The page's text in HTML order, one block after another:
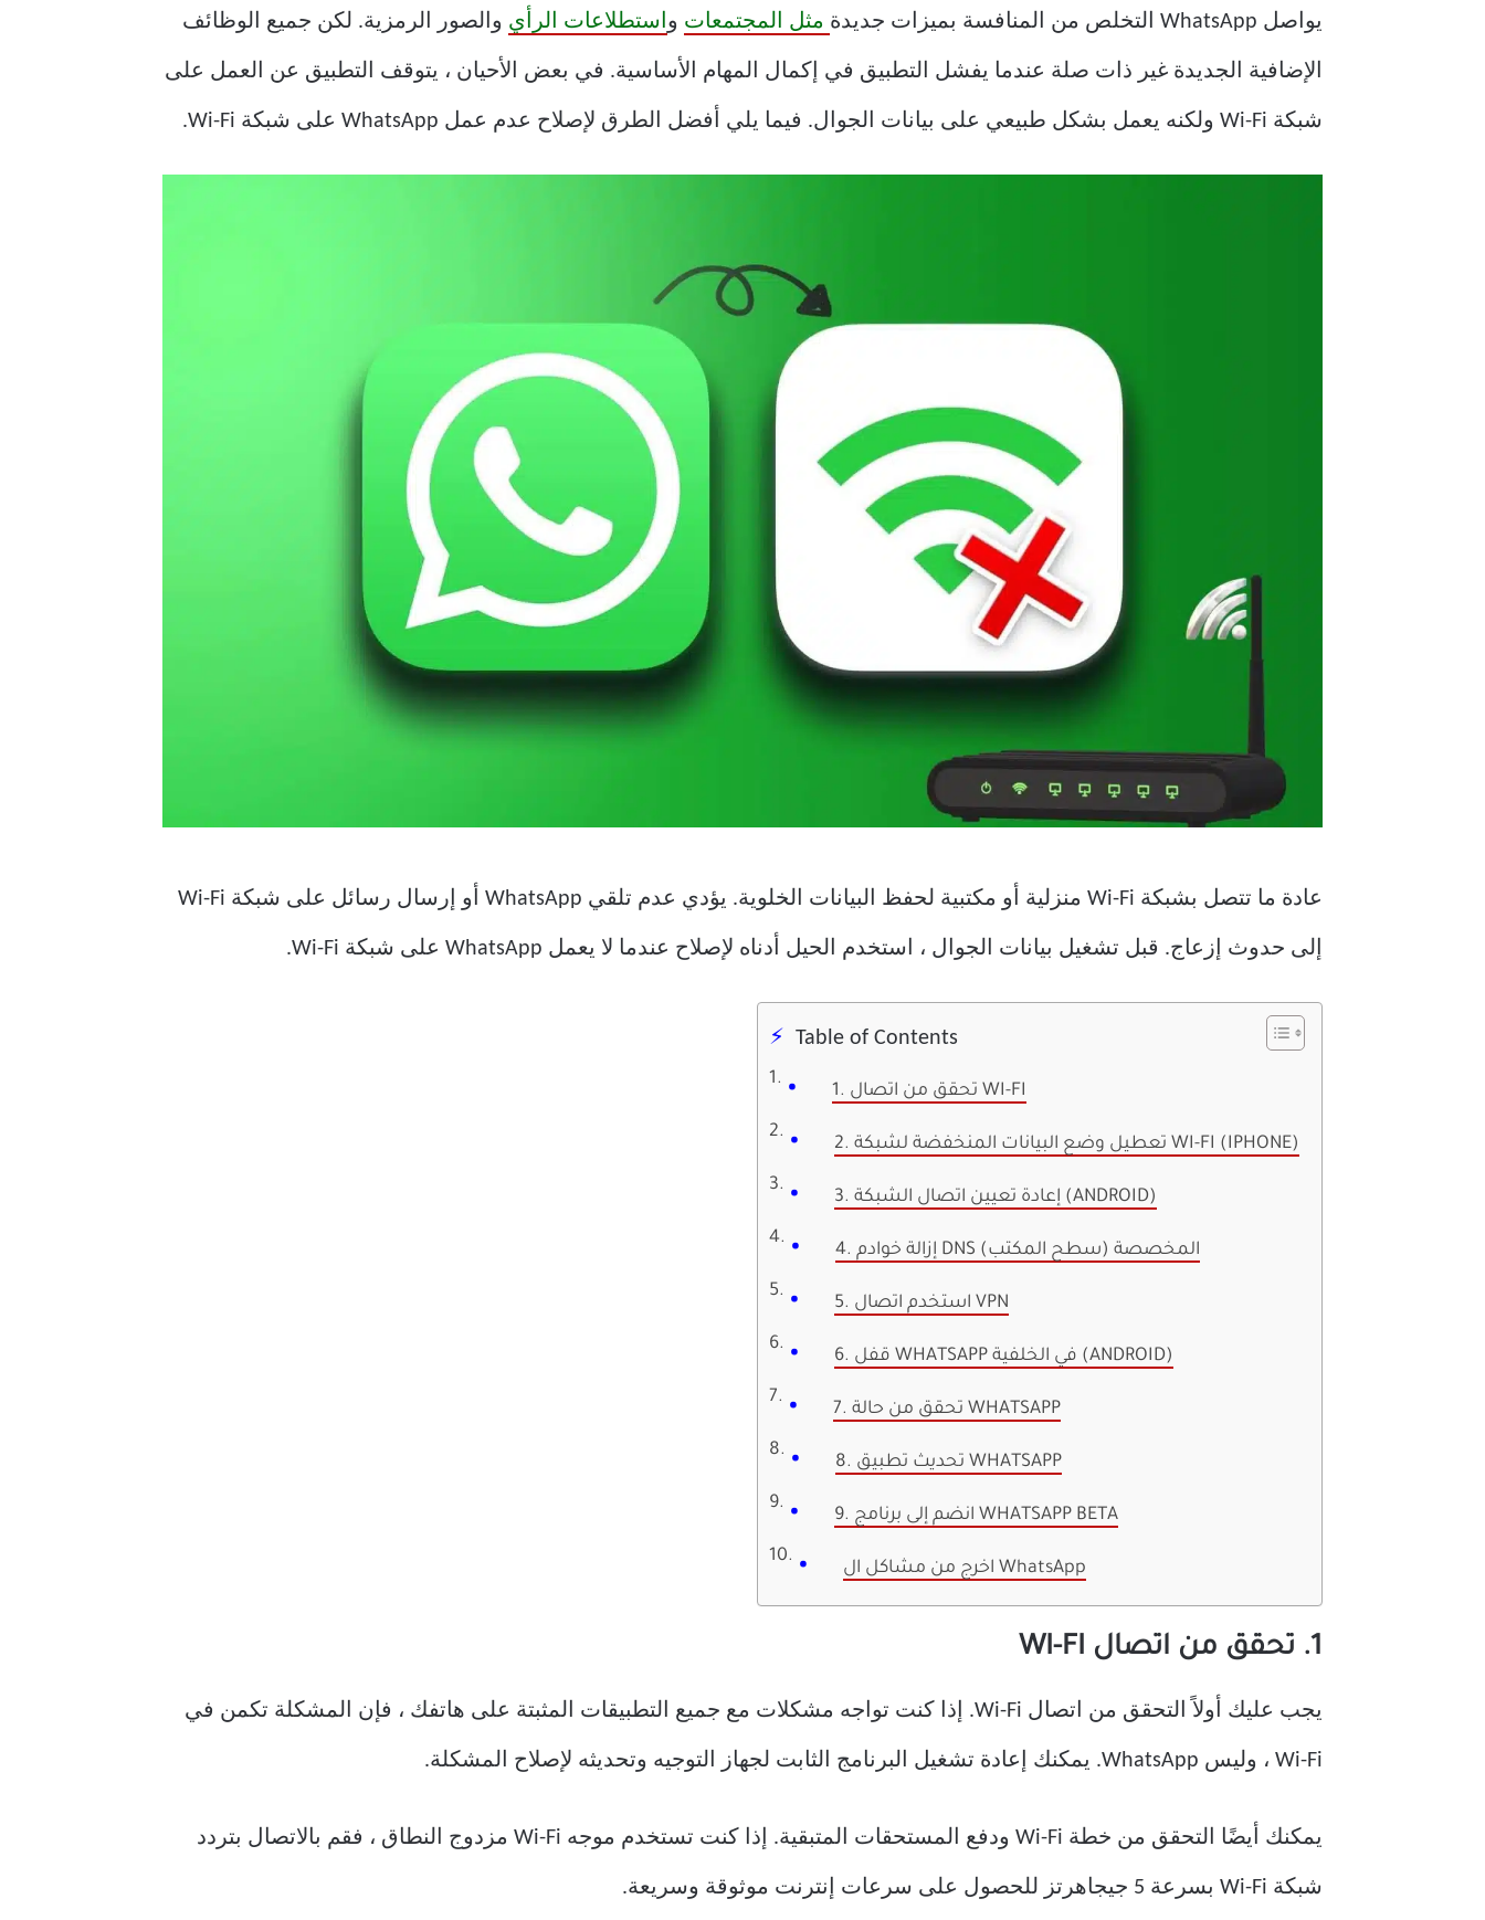
يواصل WhatsApp التخلص من المنافسة بميزات جديدة مثل المجتمعات واستطلاعات الرأي والصور الرمزية. لكن جميع الوظائف
الإضافية الجديدة غير ذات صلة عندما يفشل التطبيق في إكمال المهام الأساسية. في بعض الأحيان ، يتوقف التطبيق عن العمل على
شبكة Wi-Fi ولكنه يعمل بشكل طبيعي على بيانات الجوال. فيما يلي أفضل الطرق لإصلاح عدم عمل WhatsApp على شبكة Wi-Fi.
عادة ما تتصل بشبكة Wi-Fi منزلية أو مكتبية لحفظ البيانات الخلوية. يؤدي عدم تلقي WhatsApp أو إرسال رسائل على شبكة Wi-Fi
إلى حدوث إزعاج. قبل تشغيل بيانات الجوال ، استخدم الحيل أدناه لإصلاح عندما لا يعمل WhatsApp على شبكة Wi-Fi.
Table of Contents
1. تحقق من اتصال WI-FI
2. تعطيل وضع البيانات المنخفضة لشبكة WI-FI (IPHONE)
3. إعادة تعيين اتصال الشبكة (ANDROID)
4. إزالة خوادم DNS المخصصة (سطح المكتب)
5. استخدم اتصال VPN
6. قفل WHATSAPP في الخلفية (ANDROID)
7. تحقق من حالة WHATSAPP
8. تحديث تطبيق WHATSAPP
9. انضم إلى برنامج WHATSAPP BETA
اخرج من مشاكل ال WhatsApp
1. تحقق من اتصال WI-FI
يجب عليك أولاً التحقق من اتصال Wi-Fi. إذا كنت تواجه مشكلات مع جميع التطبيقات المثبتة على هاتفك ، فإن المشكلة تكمن في
Wi-Fi ، وليس WhatsApp. يمكنك إعادة تشغيل البرنامج الثابت لجهاز التوجيه وتحديثه لإصلاح المشكلة.
يمكنك أيضًا التحقق من خطة Wi-Fi ودفع المستحقات المتبقية. إذا كنت تستخدم موجه Wi-Fi مزدوج النطاق ، فقم بالاتصال بتردد
شبكة Wi-Fi بسرعة 5 جيجاهرتز للحصول على سرعات إنترنت موثوقة وسريعة.